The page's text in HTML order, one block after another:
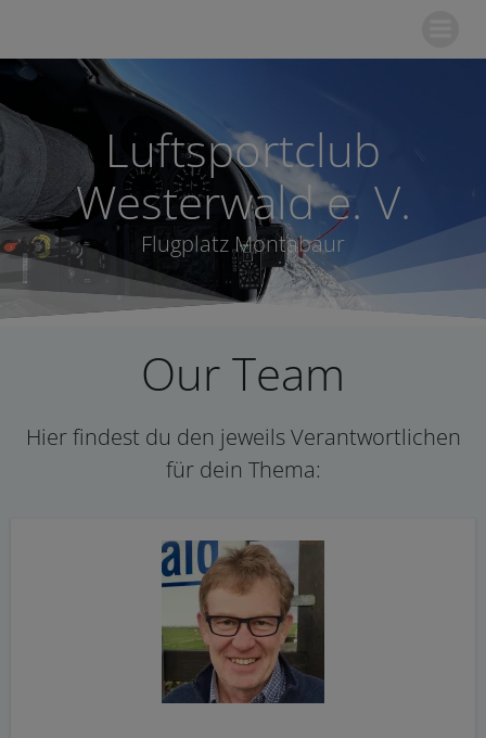
springen
Luftsportclub
Westerwald e. V.
Flugplatz Montabaur
Our Team
Hier findest du den jeweils Verantwortlichen
für dein Thema: